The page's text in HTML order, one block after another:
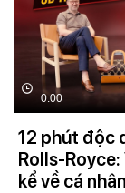
0:00
12 phút độc
Rolls-
kể về cá